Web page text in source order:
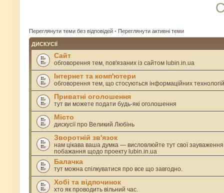
Переглянути теми без відповідей • Переглянути активні теми
ДИСКУСІЇ
Сайт
обговорення тем, пов'язаних із сайтом lubin.in.ua
Інтернет та комп'ютери
обговорення тем, що стосуються інформаційних технологій
Приватні оголошення
тут ви можете подати будь-які оголошення
Місто
дискусії про Великий Любінь
Зворотній зв'язок
нам цікава ваша думка — висловлюйте тут свої
побажання щодо проекту lubin.in.ua
Балачка
тут можна спілкуватися про все що завгодно.
Хобі та відпочинок
хто як проводить вільний час.